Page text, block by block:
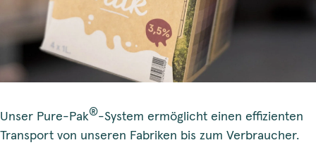
Unser Pure-Pak®-System ermöglicht einen effizienten
Transport von unseren Fabriken bis zum Verbraucher.